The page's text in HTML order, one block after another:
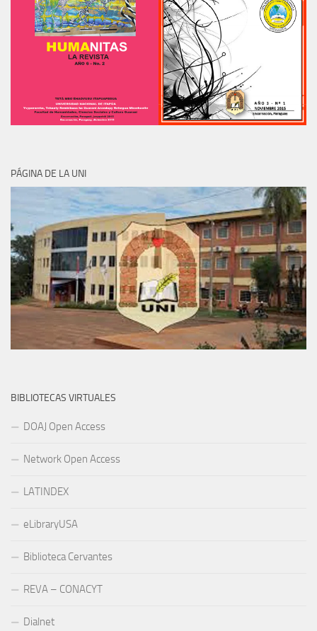
PÁGINA DE LA UNI
BIBLIOTECAS VIRTUALES
DOAJ Open Access
Network Open Access
LATINDEX
eLibraryUSA
Biblioteca Cervantes
REVA – CONACYT
Dialnet